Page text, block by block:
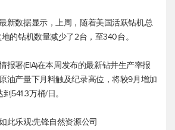
新数据显示，上周，随着美国活跃钻机总
的钻机数量减少了2台，至340台。
报署(EIA)在本周发布的最新钻井生产率报
油产量下月料触及纪录高位，将较9月增加
541.3万桶/日。
此乐观:先锋自然资源公司